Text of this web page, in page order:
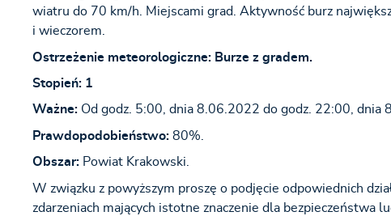
wiatru do 70 km/h. Miejscami grad. Aktywność burz
i wieczorem.
Ostrzeżenie meteorologiczne: Burze z gradem.
Stopień: 1
Ważne: Od godz. 5:00, dnia 8.06.2022 do godz. 22:00, dnia
Prawdopodobieństwo: 80%.
Obszar: Powiat Krakowski.
W związku z powyższym proszę o podjęcie
zdarzeniach mających istotne znaczenie dla bezpieczeństwa